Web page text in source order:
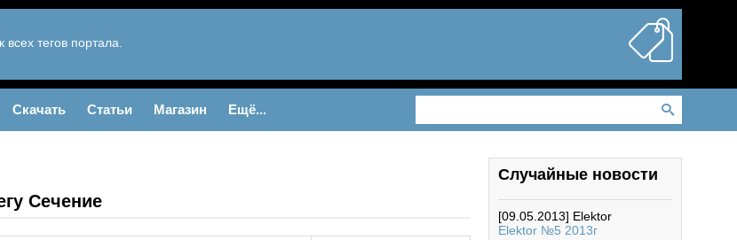
всех тегов портала.
Скачать Статьи Магазин Ещё...
Сечение
Случайные новости
[09.05.2013] Elektor
Elektor №5 2013г